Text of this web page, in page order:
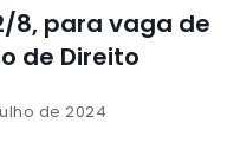
8, para vaga de
de Direito
de 2024